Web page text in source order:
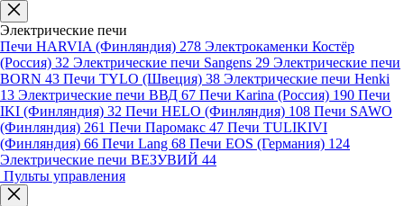
Электрические печи
Печи HARVIA (Финляндия) 278 Электрокаменки Костёр
(Россия) 32 Электрические печи Sangens 29 Электрические печи
BORN 43 Печи TYLO (Швеция) 38 Электрические печи Henki
13 Электрические печи ВВД 67 Печи Karina (Россия) 190 Печи
IKI (Финляндия) 32 Печи HELO (Финляндия) 108 Печи SAWO
(Финляндия) 261 Печи Паромакс 47 Печи TULIKIVI
(Финляндия) 66 Печи Lang 68 Печи EOS (Германия) 124
Электрические печи ВЕЗУВИЙ 44
Пульты управления